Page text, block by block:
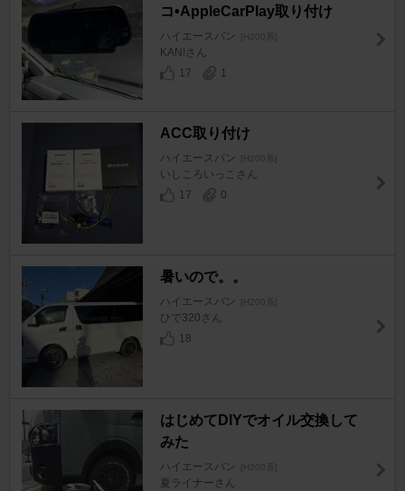
コ•AppleCarPlay取り付け
ハイエースバン [H200系]
KAN!さん
17
1
ACC取り付け
ハイエースバン [H200系]
いしころいっこさん
17
0
暑いので。。
ハイエースバン [H200系]
ひで320さん
18
はじめてDIYでオイル交換して
みた
ハイエースバン [H200系]
夏ライナーさん